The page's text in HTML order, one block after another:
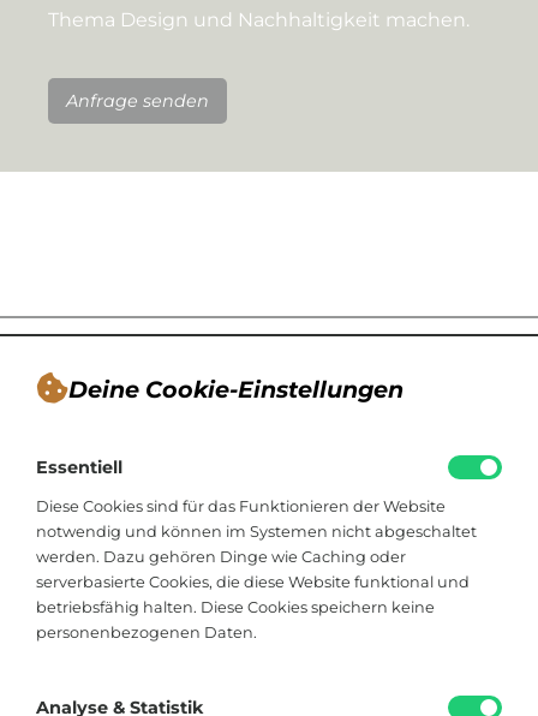
Deine Cookie-Einstellungen
Essentiell
Diese Cookies sind für das Funktionieren der Website
notwendig und können im Systemen nicht abgeschaltet
werden. Dazu gehören Dinge wie Caching oder
serverbasierte Cookies, die diese Website funktional und
betriebsfähig halten. Diese Cookies speichern keine
personenbezogenen Daten.
Analyse & Statistik
Thema Design und Nachhaltigkeit machen.
Anfrage senden
Blogger, Berater für nachhaltiges
Kommunikationsdesign, Catering
Viktoriastraße 48
33602 Bielefeld
hallo@soistfein.de